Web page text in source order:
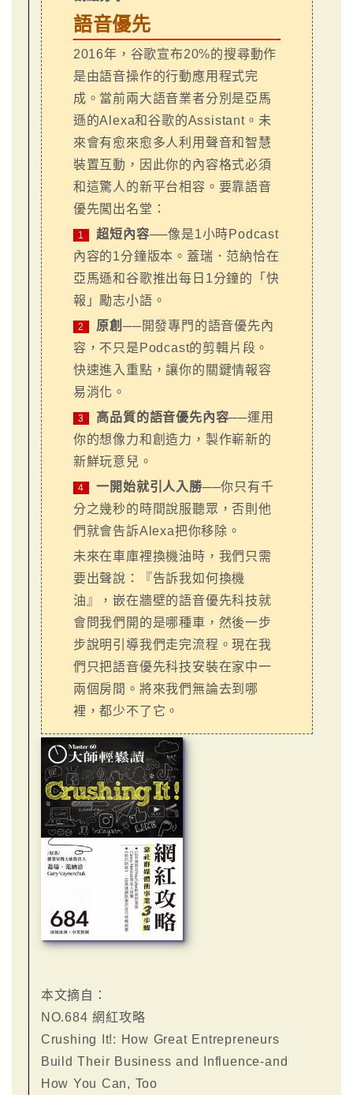
語音優先
2016年，谷歌宣布20%的搜尋動作
是由語音操作的行動應用程式完
成。當前兩大語音業者分別是亞馬
遜的Alexa和谷歌的Assistant。未
來會有愈來愈多人利用聲音和智慧
裝置互動，因此你的內容格式必須
和這驚人的新平台相容。要靠語音
優先闖出名堂：
1 超短內容──像是1小時Podcast
內容的1分鐘版本。蓋瑞．范納恰在
亞馬遜和谷歌推出每日1分鐘的「快
報」勵志小語。
2 原創 ──開發專門的語音優先內
容，不只是Podcast的剪輯片段。
快速進入重點，讓你的關鍵情報容
易消化。
3 高品質的語音優先內容──運用
你的想像力和創造力，製作嶄新的
新鮮玩意兒。
4 一開始就引人入勝──你只有千
分之幾秒的時間說服聽眾，否則他
們就會告訴Alexa把你移除。
未來在車庫裡換機油時，我們只需
要出聲說：『告訴我如何換機
油』，嵌在牆壁的語音優先科技就
會問我們開的是哪種車，然後一步
步說明引導我們走完流程。現在我
們只把語音優先科技安裝在家中一
兩個房間。將來我們無論去到哪
裡，都少不了它。
本文摘自：
NO.684 網紅攻略
Crushing It!: How Great Entrepreneurs
Build Their Business and Influence-and
How You Can, Too